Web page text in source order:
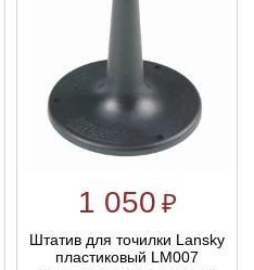
1 050 ₽
Штатив для точилки Lansky
пластиковый LM007